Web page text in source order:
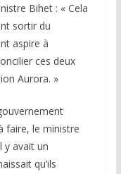
Bihet : « Cela
sortir du
aspire à
ces deux
Aurora. »
faire, le ministre
y avait un
qu’ils